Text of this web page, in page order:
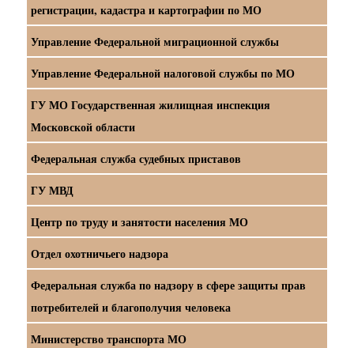
регистрации, кадастра и картографии по МО
Управление Федеральной миграционной службы
Управление Федеральной налоговой службы по МО
ГУ МО Государственная жилищная инспекция
Московской области
Федеральная служба судебных приставов
ГУ МВД
Центр по труду и занятости населения МО
Отдел охотничьего надзора
Федеральная служба по надзору в сфере защиты прав
потребителей и благополучия человека
Министерство транспорта МО